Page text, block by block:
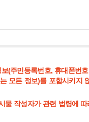
(주민등록번호, 휴대폰번
모든 정보)를 포함시키지
물 작성자가 관련 법령에 따